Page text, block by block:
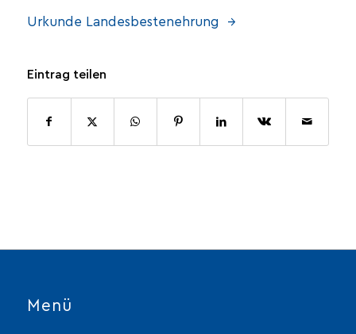
Urkunde Landesbestenehrung →
Eintrag teilen
Menü